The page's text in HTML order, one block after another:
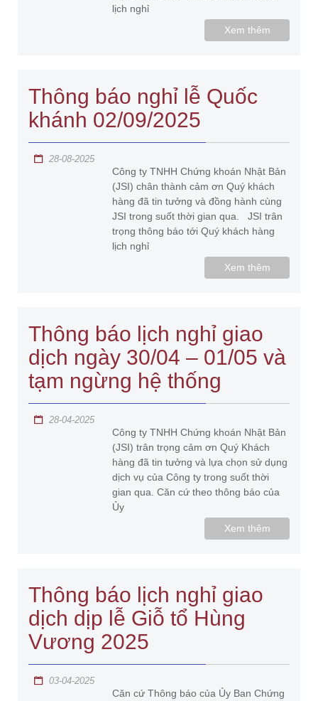
lịch nghỉ
Xem thêm
Thông báo nghỉ lễ Quốc
khánh 02/09/2025
28-08-2025
Công ty TNHH Chứng khoán Nhật Bản
(JSI) chân thành cảm ơn Quý khách
hàng đã tin tưởng và đồng hành cùng
JSI trong suốt thời gian qua. JSI trân
trọng thông báo tới Quý khách hàng
lịch nghỉ
Xem thêm
Thông báo lịch nghỉ giao
dịch ngày 30/04 – 01/05 và
tạm ngừng hệ thống
28-04-2025
Công ty TNHH Chứng khoán Nhật Bản
(JSI) trân trọng cảm ơn Quý Khách
hàng đã tin tưởng và lựa chọn sử dụng
dịch vụ của Công ty trong suốt thời
gian qua. Căn cứ theo thông báo của
Ủy
Xem thêm
Thông báo lịch nghỉ giao
dịch dịp lễ Giỗ tổ Hùng
Vương 2025
03-04-2025
Căn cứ Thông báo của Ủy Ban Chứng